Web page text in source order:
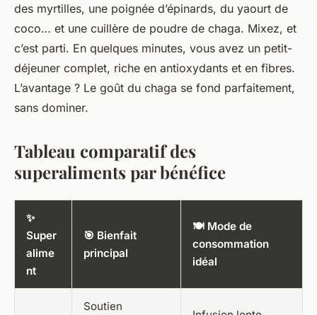
des myrtilles, une poignée d’épinards, du yaourt de
coco… et une cuillère de poudre de chaga. Mixez, et
c’est parti. En quelques minutes, vous avez un petit-
déjeuner complet, riche en antioxydants et en fibres.
L’avantage ? Le goût du chaga se fond parfaitement,
sans dominer.
Tableau comparatif des
superaliments par bénéfice
✨
Super
alime
nt
🎯 Bienfait
principal
🍽️ Mode de
consommation
idéal
Soutien